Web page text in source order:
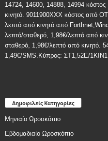
14724, 14600, 14888, 14994
κινητό. 9011900ΧΧΧ κόστος από
λεπτό από κινητό από
λεπτό/σταθερό, 1,98€/λεπτό από
σταθερό, 1,98€/λεπτό από κινητό.
1,49€/SMS.Κύπρος: ΣT1,52E/
Δημοφιλείς Κατηγορίες
Μηνιαίο Ωροσκόπιο
Εβδομαδιαίο Ωροσκόπιο